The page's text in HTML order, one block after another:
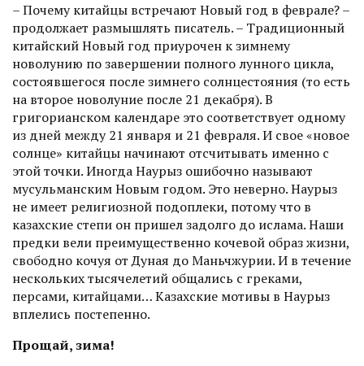
– Почему китайцы встречают Новый год в феврале? –
продолжает размышлять писатель. – Традиционный
китайский Новый год приурочен к зимнему
новолунию по завершении полного лунного цикла,
состоявшегося после зимнего солнцестояния (то есть
на второе новолуние после 21 декабря). В
григорианском календаре это соответствует одному
из дней между 21 января и 21 февраля. И свое «новое
солнце» китайцы начинают отсчитывать именно с
этой точки. Иногда Наурыз ошибочно называют
мусульманским Новым годом. Это неверно. Наурыз
не имеет религиозной подоплеки, потому что в
казахские степи он пришел задолго до ислама. Наши
предки вели преимущественно кочевой образ жизни,
свободно кочуя от Дуная до Маньчжурии. И в течение
нескольких тысячелетий общались с греками,
персами, китайцами… Казахские мотивы в Наурыз
вплелись посте­пенно.
Прощай, зима!